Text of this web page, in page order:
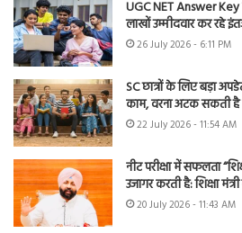
UGC NET Answer
लाखों उम्मीदवार कर रहे
26 July 2026 - 6:11 PM
SC छात्रों के लिए बड़ा
काम, वरना अटक सकती है
22 July 2026 - 11:54 AM
नीट परीक्षा में सफलता
उजागर करती है: शिक्षा
20 July 2026 - 11:43 AM